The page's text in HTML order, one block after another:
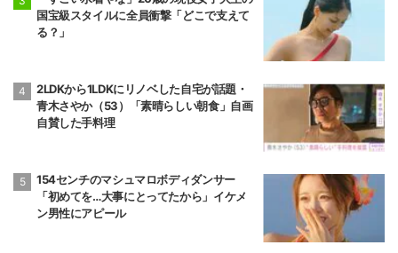
国宝級スタイルに全員衝撃「どこで支えて
る？」
2LDKから1LDKにリノベした自宅が話題・
青木さやか（53）「素晴らしい朝食」自画
自賛した手料理
154センチのマシュマロボディダンサー
「初めてを…大事にとってたから」イケメ
ン男性にアピール